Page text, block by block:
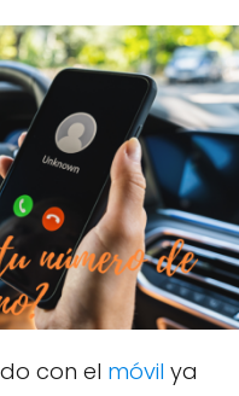
con el móvil ya